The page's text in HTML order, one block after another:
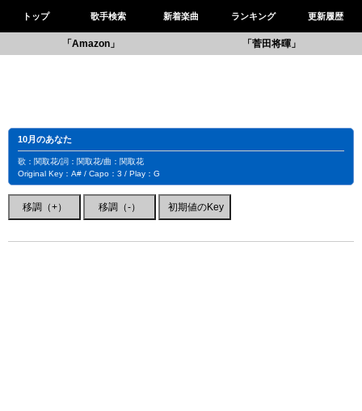
トップ 歌手検索 新着楽曲 ランキング 更新履歴
「Amazon」 「菅田将暉」
10月のあなた
歌：関取花/詞：関取花/曲：関取花
Original Key：A# / Capo：3 / Play：G